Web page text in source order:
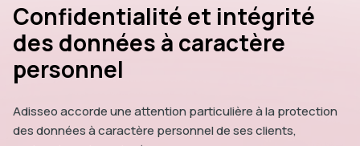
Confidentialité et intégrité
des données à caractère
personnel
Adisseo accorde une attention particulière à la protection
des données à caractère personnel de ses clients,